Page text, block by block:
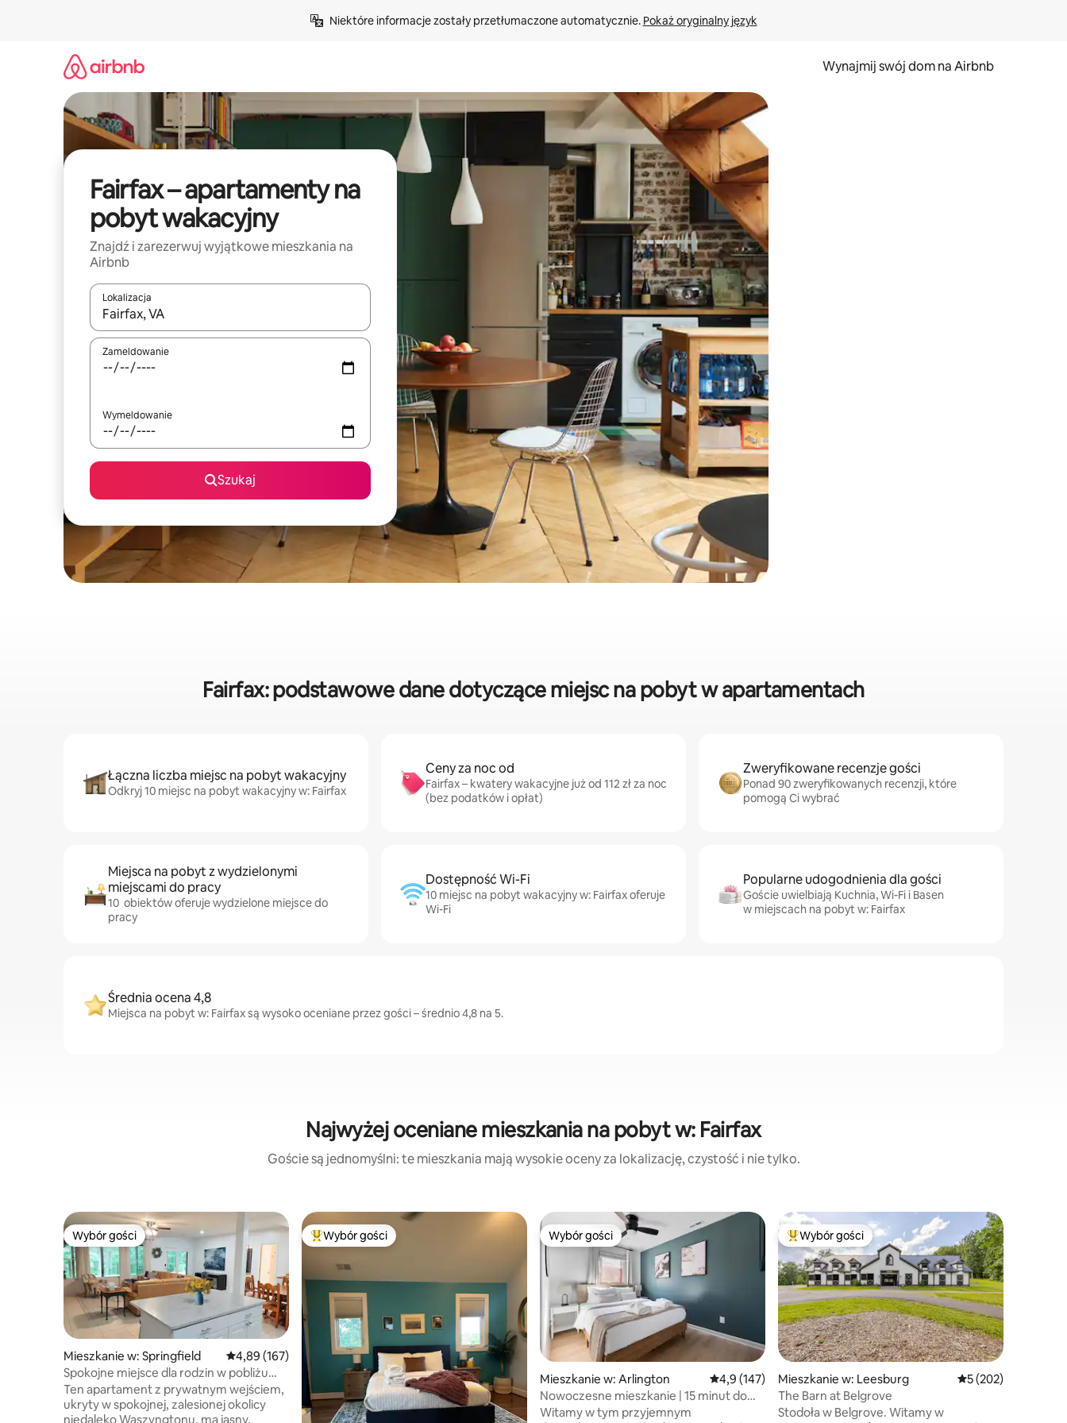
Niektóre informacje zostały przetłumaczone automatycznie. Pokaż oryginalny język
Wynajmij swój dom na Airbnb
Fairfax – apartamenty na
pobyt wakacyjny
Znajdź i zarezerwuj wyjątkowe mieszkania na
Airbnb
Lokalizacja
Gdy wyniki będą dostępne, możesz poruszać się po nich za pomocą klawiszy strzałek w górę i w dół lub przeglądać je za pomocą gestów dotykowych lub przesuwania.
Zameldowanie
Wymeldowanie
Szukaj
Fairfax: podstawowe dane dotyczące miejsc na pobyt w apartamentach
Łączna liczba miejsc na pobyt wakacyjny
Odkryj 10 miejsc na pobyt wakacyjny w: Fairfax
Ceny za noc od
Fairfax – kwatery wakacyjne już od 112 zł za noc
(bez podatków i opłat)
Zweryfikowane recenzje gości
Ponad 90 zweryfikowanych recenzji, które
pomogą Ci wybrać
Miejsca na pobyt z wydzielonymi
miejscami do pracy
10 obiektów oferuje wydzielone miejsce do
pracy
Dostępność Wi-Fi
10 miejsc na pobyt wakacyjny w: Fairfax oferuje
Wi-Fi
Popularne udogodnienia dla gości
Goście uwielbiają Kuchnia, Wi-Fi i Basen
w miejscach na pobyt w: Fairfax
Średnia ocena 4,8
Miejsca na pobyt w: Fairfax są wysoko oceniane przez gości – średnio 4,8 na 5.
Najwyżej oceniane mieszkania na pobyt w: Fairfax
Goście są jednomyślni: te mieszkania mają wysokie oceny za lokalizację, czystość i nie tylko.
Wybór gości
Wybór gości
Mieszkanie w: Springfield Średnia ocena: 4,89 na 5, liczba recenzji: 167
4,89 (167)
Spokojne miejsce dla rodzin w pobliżu
Waszyngtonu · Zwierzęta akceptowane
Ten apartament z prywatnym wejściem,
ukryty w spokojnej, zalesionej okolicy
niedaleko Waszyngtonu, ma jasny,
Najpopularniejsze z kategorii Wybór gości
Wybór gości Wybór gości
Wybór gości
Mieszkanie w: Arlington Średnia ocena: 4,9 na 5, liczba recenzji: 147
4,9 (147)
Nowoczesne mieszkanie | 15 minut do
Waszyngtonu | Prywatny balkon
Witamy w tym przyjemnym
Najpopularniejsze z kategorii Wybór gości
Wybór gości
Mieszkanie w: Leesburg Średnia ocena: 5
5 (202)
The Barn at Belgrove
Stodoła w Belgrove. Witamy w